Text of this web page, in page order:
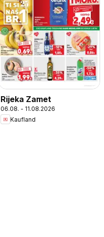
Rijeka Zamet
06.08. - 11.08.2026
Kaufland